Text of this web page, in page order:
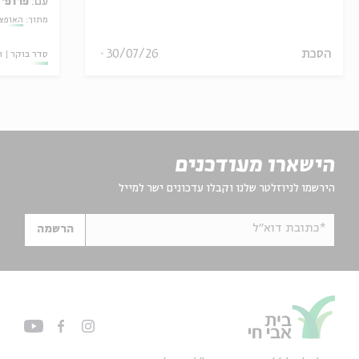
הסכת 30/07/26
מתוך:
סדר בוקר
הישארו מעודכנים
הירשמו לניוזלטר שלנו וקבלו עדכונים ישר למייל
*כתובת דוא"ל הרשמה